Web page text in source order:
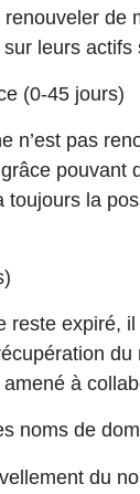
renouvelerde
leurs actifs
(0-45 jours)
n’est pas
pouvant
toujours la
reste expiré,
à
noms de
du